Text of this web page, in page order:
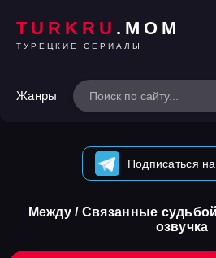
TURKRU .MOM
ТУРЕЦКИЕ СЕРИАЛЫ
Жанры
Подписаться
Между / Связанные
озвучка